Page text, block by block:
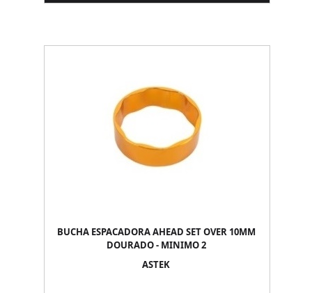
BUCHA ESPACADORA AHEAD SET OVER 10MM
DOURADO - MINIMO 2
ASTEK